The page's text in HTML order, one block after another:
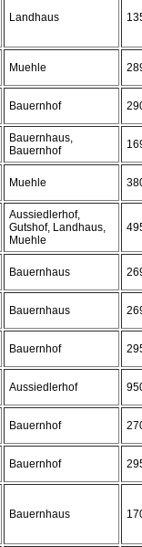
Landhaus
Muehle
Bauernhof
Bauernhaus,
Bauernhof
Muehle
Aussiedlerhof,
Gutshof, Landhaus,
Muehle
Bauernhaus
Bauernhaus
Bauernhof
Aussiedlerhof
Bauernhof
Bauernhof
Bauernhaus